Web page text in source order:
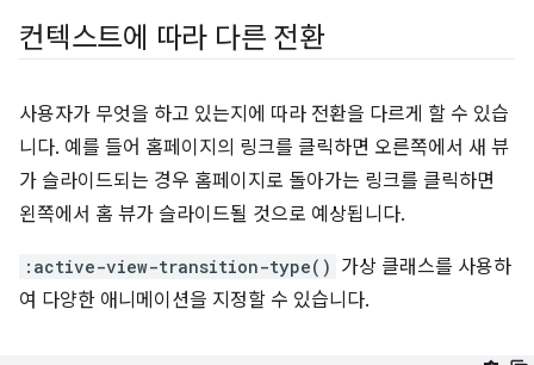
컨텍스트에 따라 다른 전환
사용자가 무엇을 하고 있는지에 따라 전환을 다르게 할 수 있습
니다. 예를 들어 홈페이지의 링크를 클릭하면 오른쪽에서 새 뷰
가 슬라이드되는 경우 홈페이지로 돌아가는 링크를 클릭하면
왼쪽에서 홈 뷰가 슬라이드될 것으로 예상됩니다.
:active-view-transition-type() 가상 클래스를 사용하
여 다양한 애니메이션을 지정할 수 있습니다.